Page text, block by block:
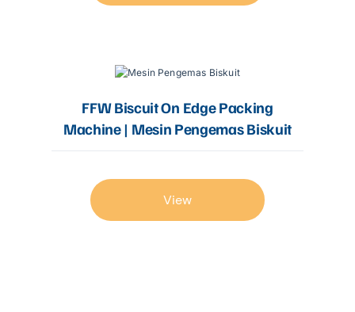
FFW Biscuit On Edge Packing
Machine | Mesin Pengemas Biskuit
View